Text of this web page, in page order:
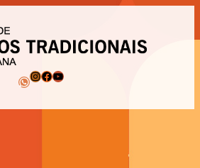
WhatsApp InstagramFacebook Youtube